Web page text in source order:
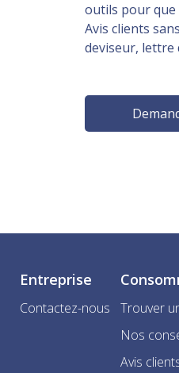
outils pour que
Avis clients
deviseur, lettre
Entreprise
Contactez-nous
Trouver
Nos
Avis